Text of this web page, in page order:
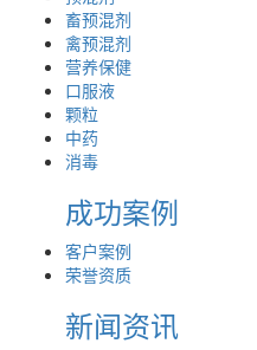
畜预混剂
禽预混剂
营养保健
口服液
颗粒
中药
消毒
成功案例
客户案例
荣誉资质
新闻资讯